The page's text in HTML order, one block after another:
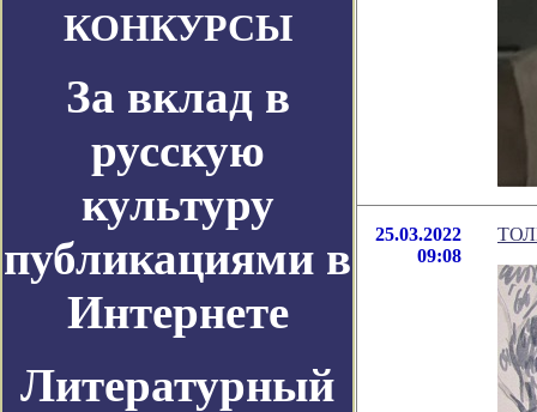
КОНКУРСЫ
За вклад в
русскую
культуру
публикациями в
Интернете
Литературный
25.03.2022
09:08